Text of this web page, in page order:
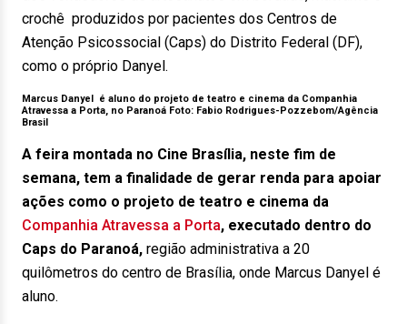
crochê produzidos por pacientes dos Centros de
Atenção Psicossocial (Caps) do Distrito Federal (DF),
como o próprio Danyel.
Marcus Danyel é aluno do projeto de teatro e cinema da Companhia
Atravessa a Porta, no Paranoá Foto: Fabio Rodrigues-Pozzebom/Agência
Brasil
A feira montada no Cine Brasília, neste fim de
semana, tem a finalidade de gerar renda para apoiar
ações como o projeto de teatro e cinema da
Companhia Atravessa a Porta, executado dentro do
Caps do Paranoá, região administrativa a 20
quilômetros do centro de Brasília, onde Marcus Danyel é
aluno.